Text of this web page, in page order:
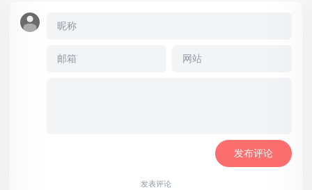
发表评论